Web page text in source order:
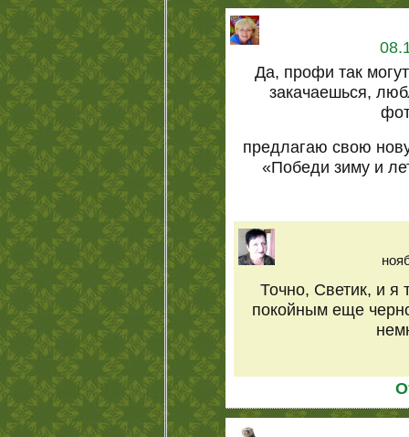
Да, профи так
закачаешься,
предлагаю свою
«Победи зиму и
Точно, Светик, и
покойным еще